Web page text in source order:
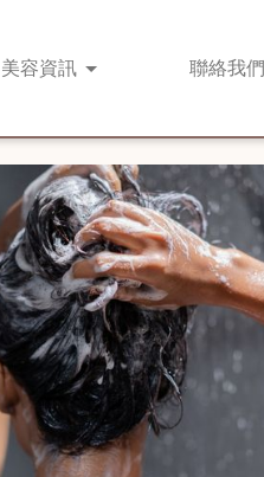
美容資訊 聯絡我們